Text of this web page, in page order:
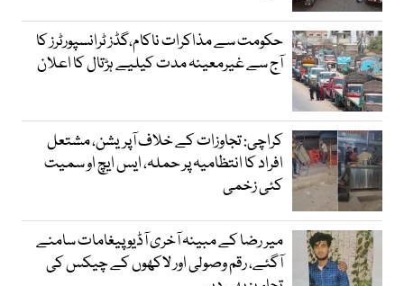
حکومت سے مذاکرات ناکام،گڈز ٹرانسپورٹرز کا
آج سے غیرمعینہ مدت کیلیے ہڑتال کا اعلان
کراچی: تجاوزات کے خلاف آپریشن، مشتعل
افراد کا انتظامیہ پر حملہ، ایس ایچ او سمیت
کئی زخمی
میر رضا کے مبینہ آخری آڈیو پیغامات سامنے
آگئے، رقم وصولی اور لاکھوں کے چیکس کی